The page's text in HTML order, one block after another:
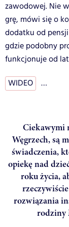
zawodowej. Nie
grę, mówi się o
dodatku od
gdzie podobny
funkcjonuje od
WIDEO …
Ciekawymi
Węgrzech, są
świadczenia,
opiekę nad
roku życia,
rozwiązania
rodziny